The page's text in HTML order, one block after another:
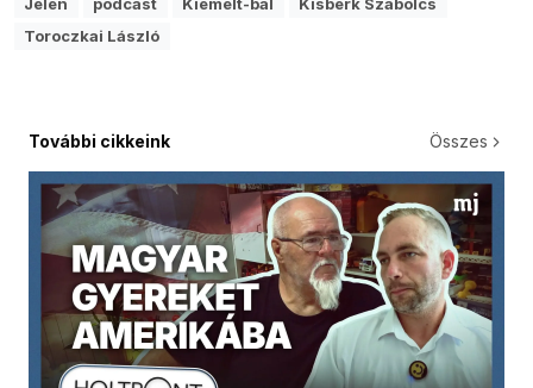
Jelen podcast Kiemelt-bal
Kisberk Szabolcs
Toroczkai László
További cikkeink Összes